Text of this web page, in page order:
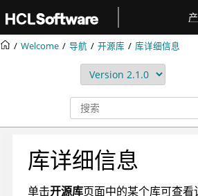
Welcome 导航 开源库 库详细信息
库详细信息
单击开源库页面中的某个库可查